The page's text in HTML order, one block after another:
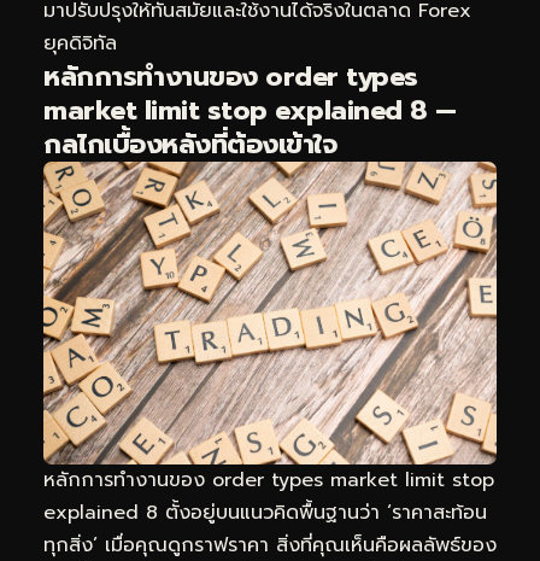
มาปรับปรุงให้ทันสมัยและใช้งานได้จริงในตลาด Forex
ยุคดิจิทัล
หลักการทำงานของ order types
market limit stop explained 8 —
กลไกเบื้องหลังที่ต้องเข้าใจ
หลักการทำงานของ order types market limit stop
explained 8 ตั้งอยู่บนแนวคิดพื้นฐานว่า ‘ราคาสะท้อน
ทุกสิ่ง’ เมื่อคุณดูกราฟราคา สิ่งที่คุณเห็นคือผลลัพธ์ของ